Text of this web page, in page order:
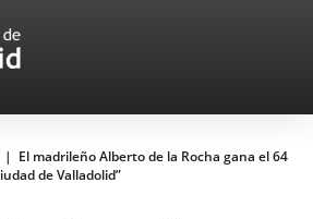
El madrileño Alberto de la Rocha gana el 64
de Valladolid”